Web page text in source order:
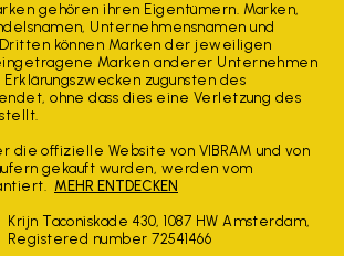
gehören ihren Eigentümern. Marken,
Unternehmensnamen und
können Marken der jeweiligen
Marken anderer Unternehmen
zugunsten des
ohne dass dies eine Verletzung des
die offizielle Website von VIBRAM und von
gekauft wurden, werden vom
MEHR ENTDECKEN
Krijn Taconiskade 430, 1087 HW Amsterdam,
Registered number 72541466